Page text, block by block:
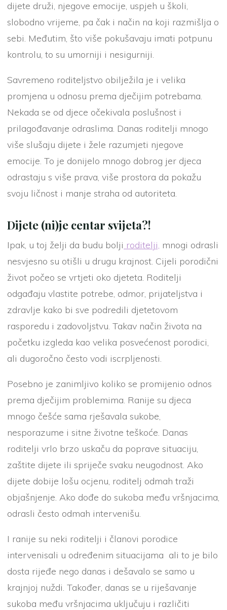
dijete druži, njegove emocije, uspjeh u školi,
slobodno vrijeme, pa čak i način na koji razmišlja o
sebi. Međutim, što više pokušavaju imati potpunu
kontrolu, to su umorniji i nesigurniji.
Savremeno roditeljstvo obilježila je i velika
promjena u odnosu prema dječijim potrebama.
Nekada se od djece očekivala poslušnost i
prilagođavanje odraslima. Danas roditelji mnogo
više slušaju dijete i žele razumjeti njegove
emocije. To je donijelo mnogo dobrog jer djeca
odrastaju s više prava, više prostora da pokažu
svoju ličnost i manje straha od autoriteta.
Dijete (ni)je centar svijeta?!
Ipak, u toj želji da budu bolji roditelji, mnogi odrasli
nesvjesno su otišli u drugu krajnost. Cijeli porodični
život počeo se vrtjeti oko djeteta. Roditelji
odgađaju vlastite potrebe, odmor, prijateljstva i
zdravlje kako bi sve podredili djetetovom
rasporedu i zadovoljstvu. Takav način života na
početku izgleda kao velika posvećenost porodici,
ali dugoročno često vodi iscrpljenosti.
Posebno je zanimljivo koliko se promijenio odnos
prema dječijim problemima. Ranije su djeca
mnogo češće sama rješavala sukobe,
nesporazume i sitne životne teškoće. Danas
roditelji vrlo brzo uskaču da poprave situaciju,
zaštite dijete ili spriječe svaku neugodnost. Ako
dijete dobije lošu ocjenu, roditelj odmah traži
objašnjenje. Ako dođe do sukoba među vršnjacima,
odrasli često odmah intervenišu.
I ranije su neki roditelji i članovi porodice
intervenisali u određenim situacijama ali to je bilo
dosta rijeđe nego danas i dešavalo se samo u
krajnjoj nuždi. Također, danas se u riješavanje
sukoba među vršnjacima uključuju i različiti